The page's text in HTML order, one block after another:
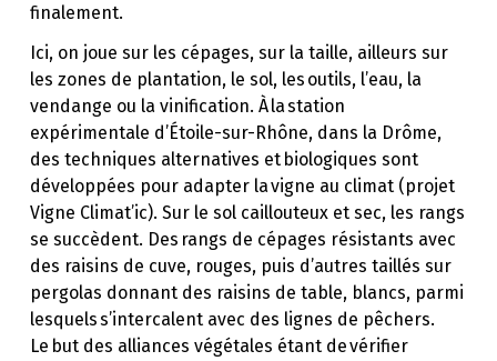
finalement.
Ici, on joue sur les cépages, sur la taille, ailleurs sur
les zones de plantation, le sol, les outils, l’eau, la
vendange ou la vinification. À la station
expérimentale d’Étoile-sur-Rhône, dans la Drôme,
des techniques alternatives et biologiques sont
développées pour adapter la vigne au climat (projet
Vigne Climat’ic). Sur le sol caillouteux et sec, les rangs
se succèdent. Des rangs de cépages résistants avec
des raisins de cuve, rouges, puis d’autres taillés sur
pergolas donnant des raisins de table, blancs, parmi
lesquels s’intercalent avec des lignes de pêchers.
Le but des alliances végétales étant de vérifier